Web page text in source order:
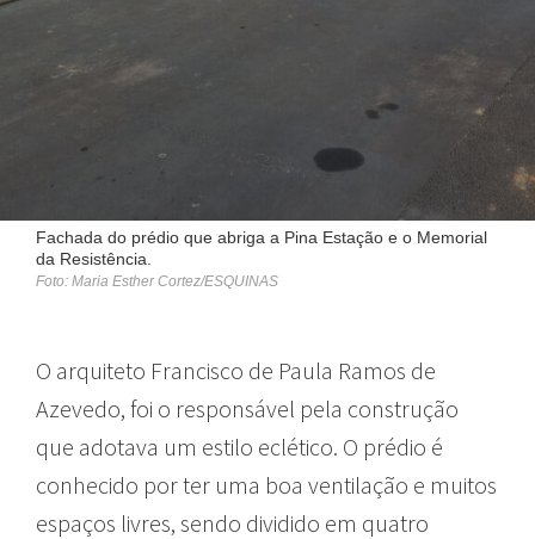
Fachada do prédio que abriga a Pina Estação e o Memorial
da Resistência.
Foto: Maria Esther Cortez/ESQUINAS
O arquiteto Francisco de Paula Ramos de
Azevedo, foi o responsável pela construção
que adotava um estilo eclético. O prédio é
conhecido por ter uma boa ventilação e muitos
espaços livres, sendo dividido em quatro